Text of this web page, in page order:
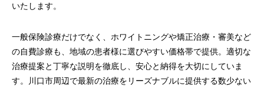
いたします。
一般保険診療だけでなく、ホワイトニングや矯正治療・審美など
の自費診療も、地域の患者様に選びやすい価格帯で提供。適切な
治療提案と丁寧な説明を徹底し、安心と納得を大切にしていま
す。川口市周辺で最新の治療をリーズナブルに提供する数少ない